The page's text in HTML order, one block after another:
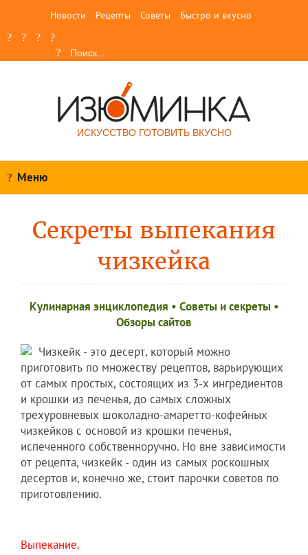
Новости Рецепты Советы Быстро и вкусно
ИСКУССТВО ГОТОВИТЬ ВКУСНО
Меню
Секреты выпекания
чизкейка
Кулинарная энциклопедия • Советы и секреты •
Обзоры сайтов
Чизкейк - это десерт, который можно
приготовить по множеству рецептов, варьирующих
от самых простых, состоящих из 3-х ингредиентов
и крошки из печенья, до самых сложных
трехуровневых шоколадно-амаретто-кофейных
чизкейков с основой из крошки печенья,
испеченного собственноручно. Но вне зависимости
от рецепта, чизкейк - один из самых роскошных
десертов и, конечно же, стоит парочки советов по
приготовлению.
Выпекание.